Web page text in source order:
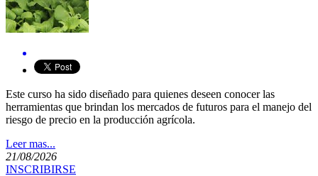
Este curso ha sido diseñado para quienes deseen conocer las
herramientas que brindan los mercados de futuros para el manejo del
riesgo de precio en la producción agrícola.
Leer mas...
21/08/2026
INSCRIBIRSE